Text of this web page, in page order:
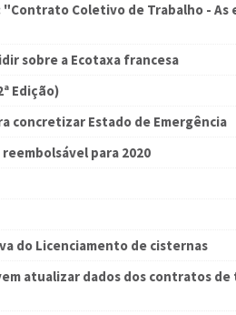
"Contrato Coletivo de Trabalho - As
sobre a Ecotaxa francesa
Edição)
concretizar Estado de Emergência
para 2020
do Licenciamento de cisternas
atualizar dados dos contratos